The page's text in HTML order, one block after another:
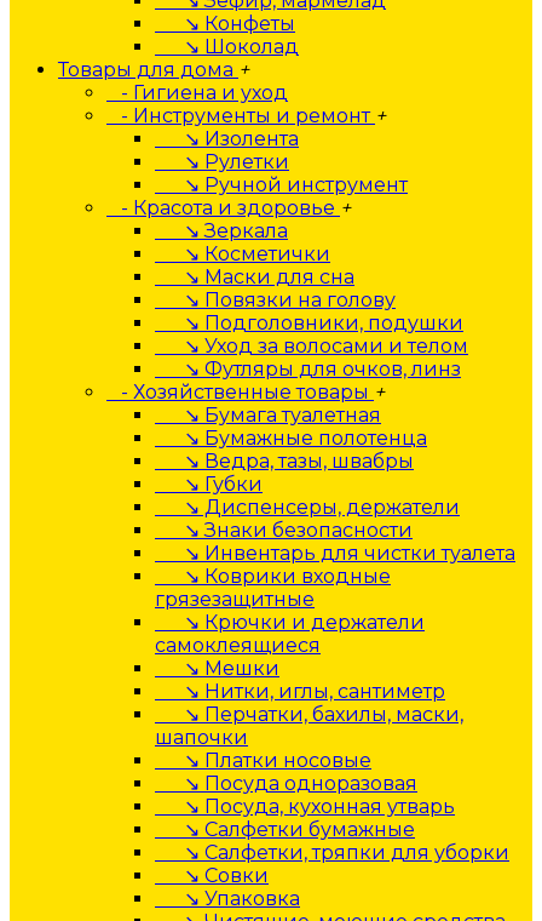
↘ Конфеты
↘ Шоколад
Товары для дома +
- Гигиена и уход
- Инструменты и ремонт +
↘ Изолента
↘ Рулетки
↘ Ручной инструмент
- Красота и здоровье +
↘ Зеркала
↘ Косметички
↘ Маски для сна
↘ Повязки на голову
↘ Подголовники, подушки
↘ Уход за волосами и телом
↘ Футляры для очков, линз
- Хозяйственные товары +
↘ Бумага туалетная
↘ Бумажные полотенца
↘ Ведра, тазы, швабры
↘ Губки
↘ Диспенсеры, держатели
↘ Знаки безопасности
↘ Инвентарь для чистки туалета
↘ Коврики входные
грязезащитные
↘ Крючки и держатели
самоклеящиеся
↘ Мешки
↘ Нитки, иглы, сантиметр
↘ Перчатки, бахилы, маски,
шапочки
↘ Платки носовые
↘ Посуда одноразовая
↘ Посуда, кухонная утварь
↘ Салфетки бумажные
↘ Салфетки, тряпки для уборки
↘ Совки
↘ Упаковка